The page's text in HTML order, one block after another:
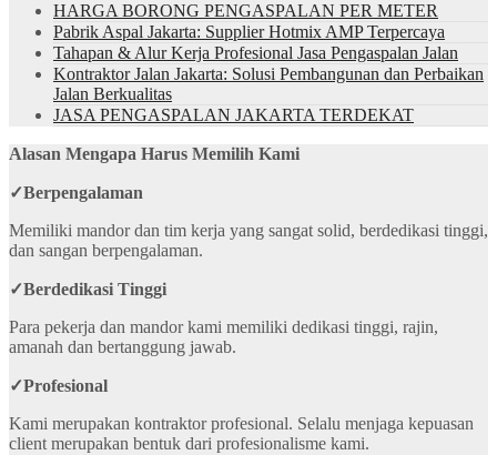
HARGA BORONG PENGASPALAN PER METER
Pabrik Aspal Jakarta: Supplier Hotmix AMP Terpercaya
Tahapan & Alur Kerja Profesional Jasa Pengaspalan Jalan
Kontraktor Jalan Jakarta: Solusi Pembangunan dan Perbaikan
Jalan Berkualitas
JASA PENGASPALAN JAKARTA TERDEKAT
Alasan Mengapa Harus Memilih Kami
✓Berpengalaman
Memiliki mandor dan tim kerja yang sangat solid, berdedikasi tinggi,
dan sangan berpengalaman.
✓Berdedikasi Tinggi
Para pekerja dan mandor kami memiliki dedikasi tinggi, rajin,
amanah dan bertanggung jawab.
✓Profesional
Kami merupakan kontraktor profesional. Selalu menjaga kepuasan
client merupakan bentuk dari profesionalisme kami.